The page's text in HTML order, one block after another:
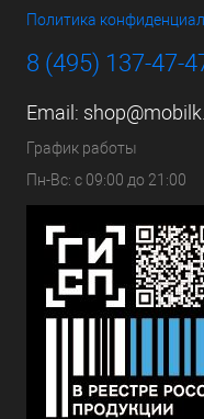
Политика
8 (495) 137-47-
Email:
График работы
Пн-Вс: с 09:00 до 21:00